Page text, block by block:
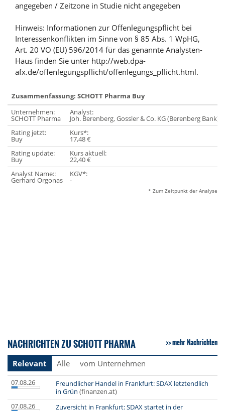
angegeben / Zeitzone in Studie nicht angegeben
Hinweis: Informationen zur Offenlegungspflicht bei
Interessenkonflikten im Sinne von § 85 Abs. 1 WpHG,
Art. 20 VO (EU) 596/2014 für das genannte Analysten-
Haus finden Sie unter http://web.dpa-
afx.de/offenlegungspflicht/offenlegungs_pflicht.html.
Zusammenfassung: SCHOTT Pharma Buy
Unternehmen:
SCHOTT Pharma
Analyst:
Joh. Berenberg, Gossler & Co. KG (Berenberg Bank)
Rating jetzt:
Buy
Kurs*:
17,48 €
Rating update:
Buy
Kurs aktuell:
22,40 €
Analyst Name::
Gerhard Orgonas
KGV*:
-
* Zum Zeitpunkt der Analyse
NACHRICHTEN ZU SCHOTT PHARMA mehr Nachrichten
Relevant Alle vom Unternehmen
07.08.26
Freundlicher Handel in Frankfurt: SDAX letztendlich
in Grün (finanzen.at)
07.08.26
Zuversicht in Frankfurt: SDAX startet in der